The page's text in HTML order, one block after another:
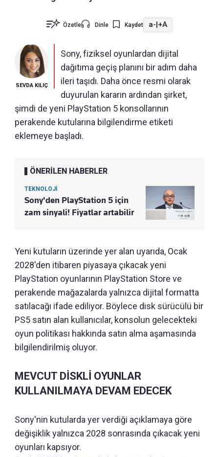
Özetle Dinle Kaydet a-|+A
SEVDA KILIÇ
Sony, fiziksel oyunlardan dijital
dağıtıma geçiş planını bir adım daha
ileri taşıdı. Daha önce resmi olarak
duyurulan kararın ardından şirket,
şimdi de yeni PlayStation 5 konsollarının
perakende kutularına bilgilendirme etiketi
eklemeye başladı.
ÖNERİLEN HABERLER
TEKNOLOJİ
Sony'den PlayStation 5 için
zam sinyali! Fiyatlar artabilir
Yeni kutuların üzerinde yer alan uyarıda, Ocak
2028'den itibaren piyasaya çıkacak yeni
PlayStation oyunlarının PlayStation Store ve
perakende mağazalarda yalnızca dijital formatta
satılacağı ifade ediliyor. Böylece disk sürücülü bir
PS5 satın alan kullanıcılar, konsolun gelecekteki
oyun politikası hakkında satın alma aşamasında
bilgilendirilmiş oluyor.
MEVCUT DİSKLİ OYUNLAR
KULLANILMAYA DEVAM EDECEK
Sony'nin kutularda yer verdiği açıklamaya göre
değişiklik yalnızca 2028 sonrasında çıkacak yeni
oyunları kapsıyor.